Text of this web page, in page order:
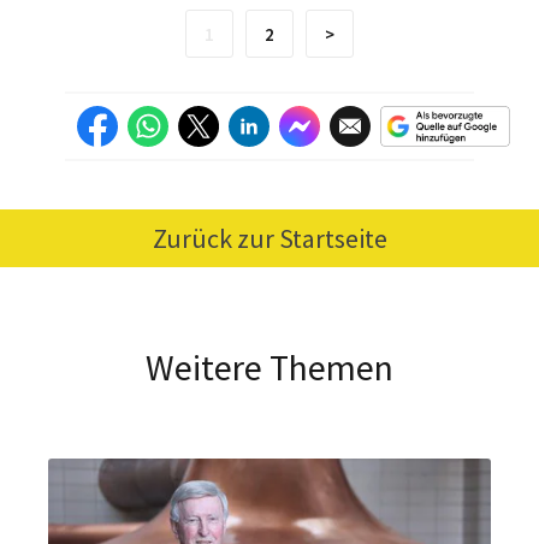
2 >
Zurück zur Startseite
Weitere Themen